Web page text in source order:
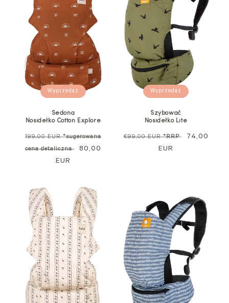
Wyprzedaż
Sedona
Nosidełko Cotton Explore
Cena
standardowa
199,00 EUR*sugerowana
cena detaliczna
Cena
80,00
EUR
Wyprzedaż
Szybować
Nosidełko Lite
Cena
€99,00 EUR*RRP
Cena
74,00
EUR